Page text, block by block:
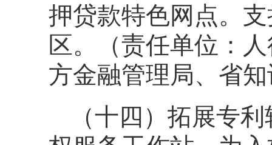
押贷款特色网点。
区。（责任单位：
方金融管理局、省
（十四）拓展专